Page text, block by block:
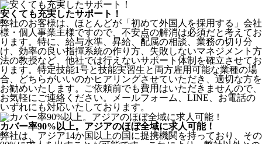
安くても充実したサポート！
弊社のお客様は、ほとんどが 「初めて外国人を採用する」 会社
様・個人事業主様ですので、不安点の解消は必須だと考えてお
ります。特に、給与水準、昇給、配属の相談、業務の切り分
け、効率の良い指揮系統の作り方、失敗しないマネジメント方
法の教授など、 他社では行えないサポート体制 を確立させてお
ります。特定技能1号と技能実習生と両方雇用可能な業種の場
合、どちらがいいのかヒアリングさせていただき、適切な方を
お勧めいたします。ご依頼前でも費用はいただきませんので、
お気軽にご連絡ください。メールフォーム、LINE、お電話の
いずれにも対応いたしております。
カバー率90%以上。アジアのほぼ全域に求人可能！
弊社は、 アジア14か国以上の国に提携機関を持っており、その